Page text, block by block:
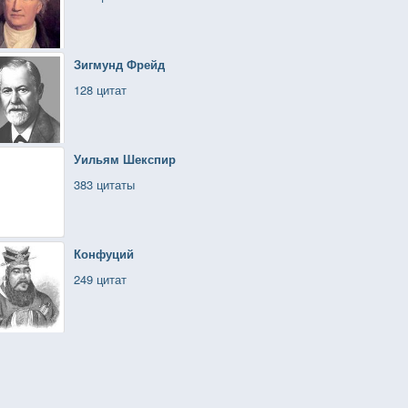
Зигмунд Фрейд
128 цитат
Уильям Шекспир
383 цитаты
Конфуций
249 цитат